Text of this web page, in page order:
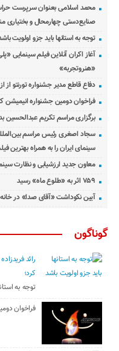
محمد اسلامی بعنوان سرپرست
صنایع‌دستی چهارمحال و
توجه به استانها باید جزو اولویت
آغاز اکران آنلاین فیلم سینمایی
«هنروتجربه»
دفاع قاطع مدیر جشنواره تورنتو
فراخوان دومین جشنواره انیمیشن
برگزاری مراسم تکریم عبدالحسین
سجاد اصغری رئیس مراسم
سینمای ایران را به همراه بهترین
معاون جدید ارزشیابی و نظارت
۷۵۹ اثر به «طلوع ماه» رسید
آیین نکوداشت «آقای صدا» در
گوناگون
رائد
کرد؛
توجه به
فراخوان